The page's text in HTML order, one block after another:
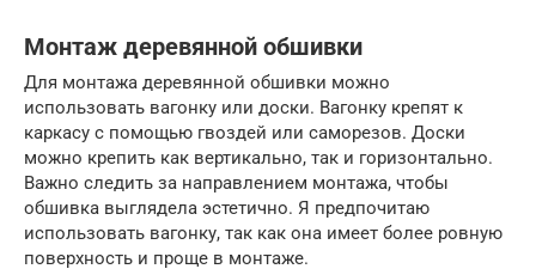
Монтаж деревянной обшивки
Для монтажа деревянной обшивки можно
использовать вагонку или доски. Вагонку крепят к
каркасу с помощью гвоздей или саморезов. Доски
можно крепить как вертикально, так и горизонтально.
Важно следить за направлением монтажа, чтобы
обшивка выглядела эстетично. Я предпочитаю
использовать вагонку, так как она имеет более ровную
поверхность и проще в монтаже.